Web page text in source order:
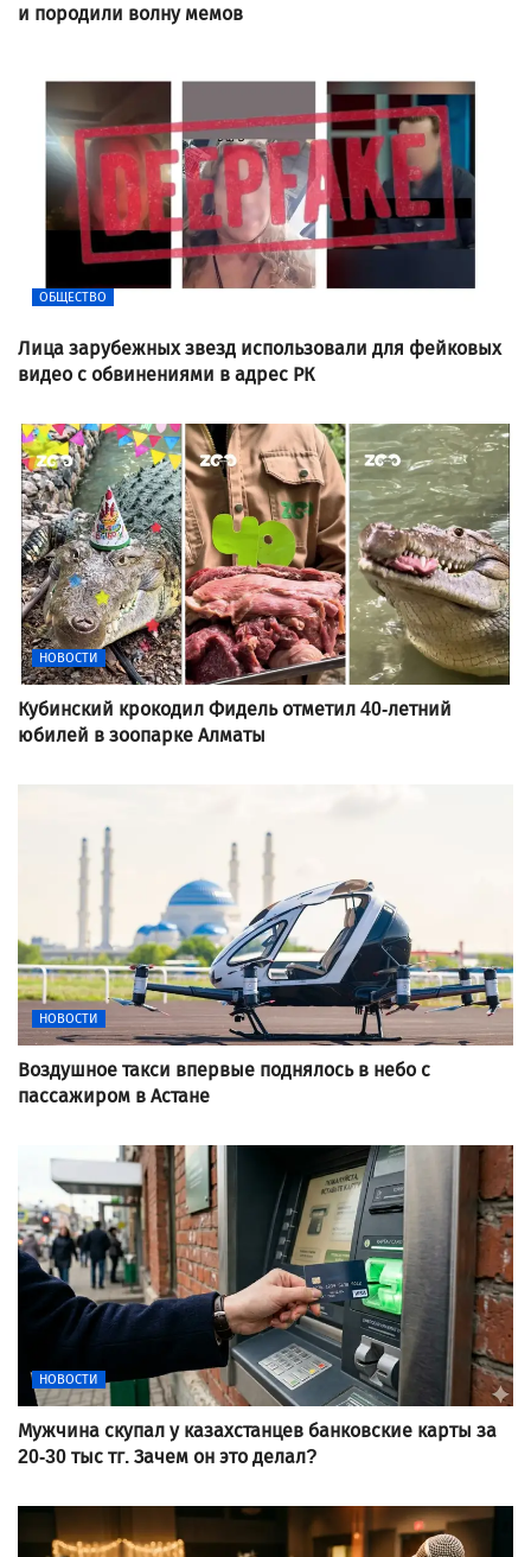
и породили волну мемов
ОБЩЕСТВО
Лица зарубежных звезд использовали для фейковых
видео с обвинениями в адрес РК
НОВОСТИ
Кубинский крокодил Фидель отметил 40-летний
юбилей в зоопарке Алматы
НОВОСТИ
Воздушное такси впервые поднялось в небо с
пассажиром в Астане
НОВОСТИ
Мужчина скупал у казахстанцев банковские карты за
20-30 тыс тг. Зачем он это делал?